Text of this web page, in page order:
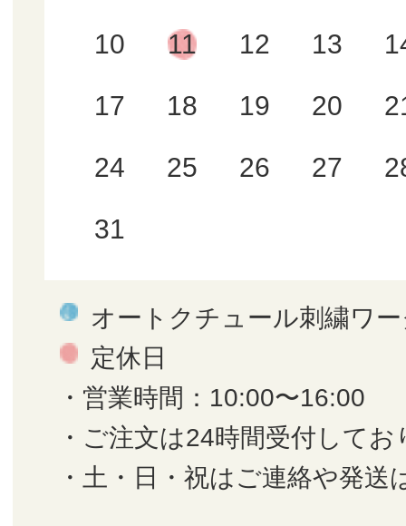
10 11 12 13
17 18 19 20
24 25 26 27
31
オートクチュール刺繍ワ
定休日
・営業時間：10:00〜16:00
・ご注文は24時間受付してお
・土・日・祝はご連絡や発送